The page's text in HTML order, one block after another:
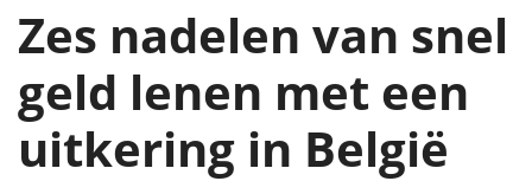
Zes nadelen van snel
geld lenen met een
uitkering in België